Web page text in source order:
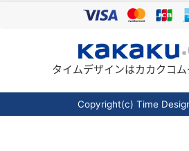
タイムデザインはカカクコム
Copyright(c) Time